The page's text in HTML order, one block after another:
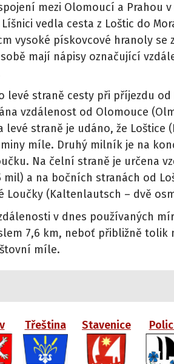
mezi Olomoucí a Prahou
vedla cesta z Loštic do
vysoké pískovcové hranoly se
mají nápisy označující
levé straně cesty při příjezdu
vzdálenost od Olomouce
levé straně je udáno, že Loštice
míle. Druhý milník je na
Na čelní straně je určena
mil) a na bočních stranách od
Loučky (Kaltenlautsch – dvě
v dnes používaných
7,6 km, neboť přibližně tolik
míle.
Třeština Stavenice